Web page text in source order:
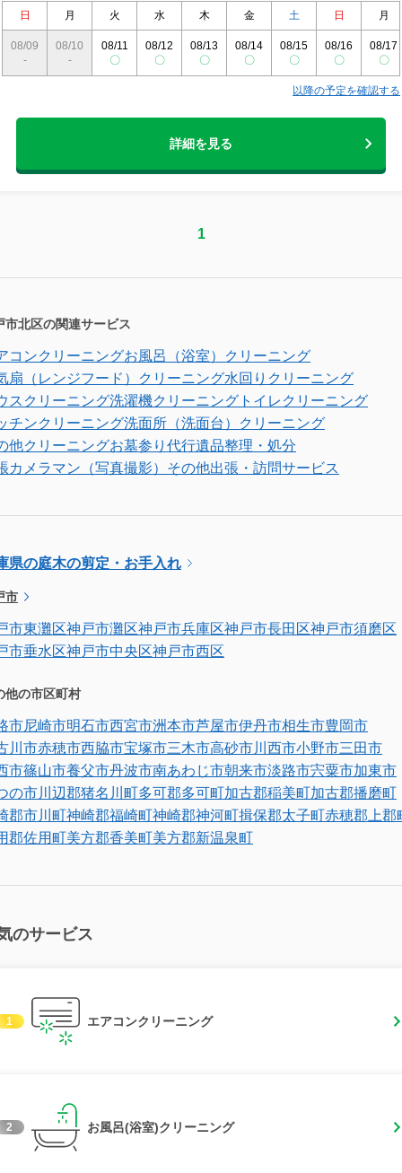
日 月 火 水 木 金 土 日 月
08/09
-
08/10
-
08/11
〇
08/12
〇
08/13
〇
08/14
〇
08/15
〇
08/16
〇
08/17
〇
以降の予定を確認する
詳細を見る
1
市北区の関連サービス
コンクリーニングお風呂（浴室）クリーニング
扇（レンジフード）クリーニング水回りクリーニング
スクリーニング洗濯機クリーニング トイレクリーニング
チンクリーニング洗面所（洗面台）クリーニング
他クリーニングお墓参り代行遺品整理・処分
カメラマン（写真撮影） その他出張・訪問サービス
県の庭木の剪定・お手入れ
市
市東灘区神戸市灘区神戸市兵庫区神戸市長田区神戸市須磨区
市垂水区神戸市中央区神戸市西区
他の市区町村
市尼崎市明石市西宮市洲本市芦屋市伊丹市相生市豊岡市
川市赤穂市西脇市宝塚市三木市高砂市川西市小野市三田市
市篠山市養父市丹波市南あわじ市朝来市淡路市宍粟市加東市
の市川辺郡猪名川町多可郡多可町加古郡稲美町加古郡播磨町
郡市川町神崎郡福崎町神崎郡神河町揖保郡太子町赤穂郡上郡
郡佐用町美方郡香美町美方郡新温泉町
のサービス
1 エアコンクリーニング
2 お風呂(浴室)クリーニング